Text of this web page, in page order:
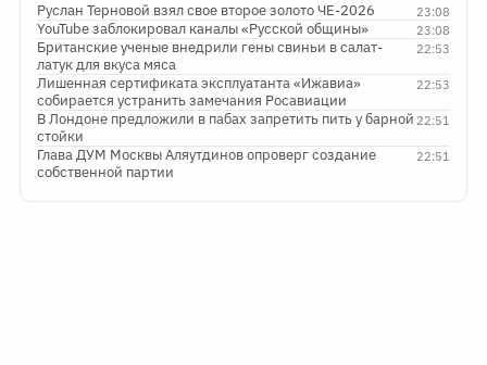
23:08
Руслан Терновой взял свое второе золото ЧЕ-2026
23:08
YouTube заблокировал каналы «Русской общины»
22:53
Британские ученые внедрили гены свиньи в салат-
латук для вкуса мяса
22:53
Лишенная сертификата эксплуатанта «Ижавиа»
собирается устранить замечания Росавиации
22:51
В Лондоне предложили в пабах запретить пить у барной
стойки
22:51
Глава ДУМ Москвы Аляутдинов опроверг создание
собственной партии